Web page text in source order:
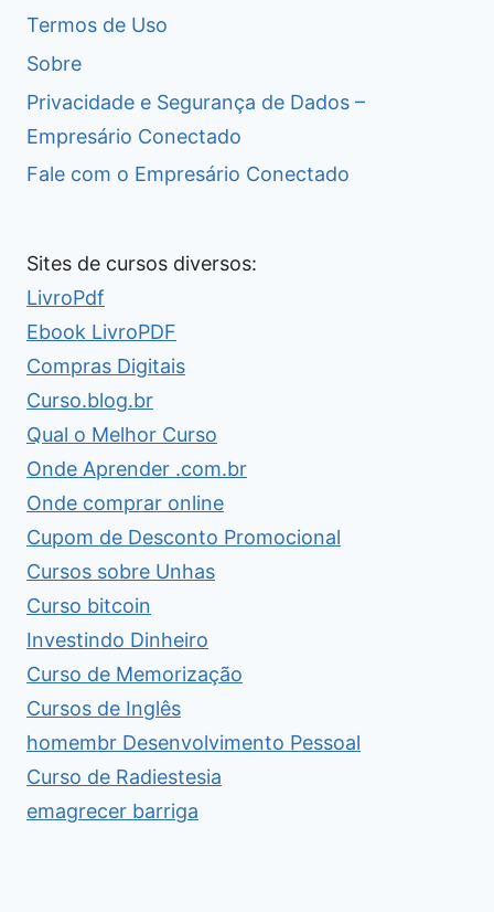
Termos de Uso
Sobre
Privacidade e Segurança de Dados –
Empresário Conectado
Fale com o Empresário Conectado
Sites de cursos diversos:
LivroPdf
Ebook LivroPDF
Compras Digitais
Curso.blog.br
Qual o Melhor Curso
Onde Aprender .com.br
Onde comprar online
Cupom de Desconto Promocional
Cursos sobre Unhas
Curso bitcoin
Investindo Dinheiro
Curso de Memorização
Cursos de Inglês
homembr Desenvolvimento Pessoal
Curso de Radiestesia
emagrecer barriga